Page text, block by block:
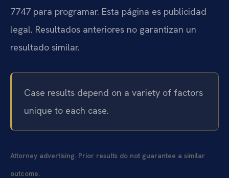
7747 para programar. Esta página es publicidad
legal. Resultados anteriores no garantizan un
resultado similar.
Case results depend on a variety of factors
unique to each case.
Attorney advertising. Prior results do not guarantee a similar
outcome.